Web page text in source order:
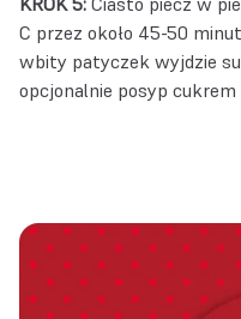
C przez około 45-50
wbity patyczek wyjdzie
opcjonalnie posyp